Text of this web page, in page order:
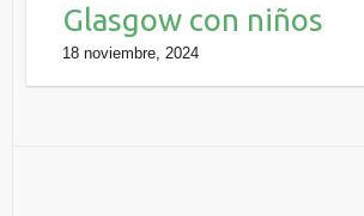
Glasgow con niños
18 noviembre, 2024